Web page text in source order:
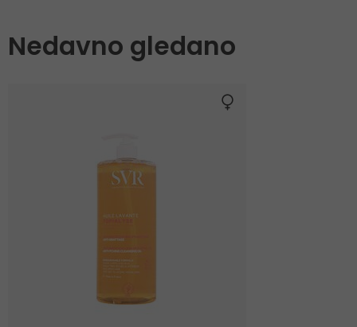
Nedavno gledano